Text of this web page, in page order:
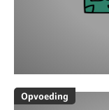
Opvoeding